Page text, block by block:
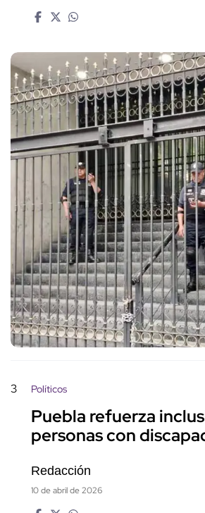
3 Políticos
Puebla refuerza
personas con
Redacción
10 de abril de 2026